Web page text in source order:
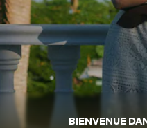
BIENVENUE